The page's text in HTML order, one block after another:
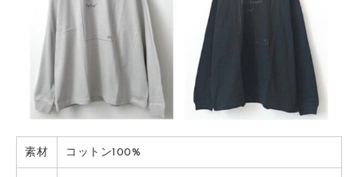
素材 コットン100%